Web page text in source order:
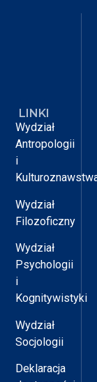
LINKI
Wydział
Antropologii
i
Wydział
Filozoficzny
Wydział
Psychologii
i
Kognitywistyki
Wydział
Socjologii
Deklaracja